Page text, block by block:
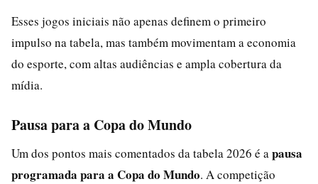
Esses jogos iniciais não apenas definem o primeiro
impulso na tabela, mas também movimentam a economia
do esporte, com altas audiências e ampla cobertura da
mídia.
Pausa para a Copa do Mundo
Um dos pontos mais comentados da tabela 2026 é a pausa
programada para a Copa do Mundo. A competição